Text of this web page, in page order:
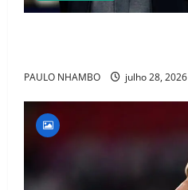
PAULO NHAMBO julho 28, 2026